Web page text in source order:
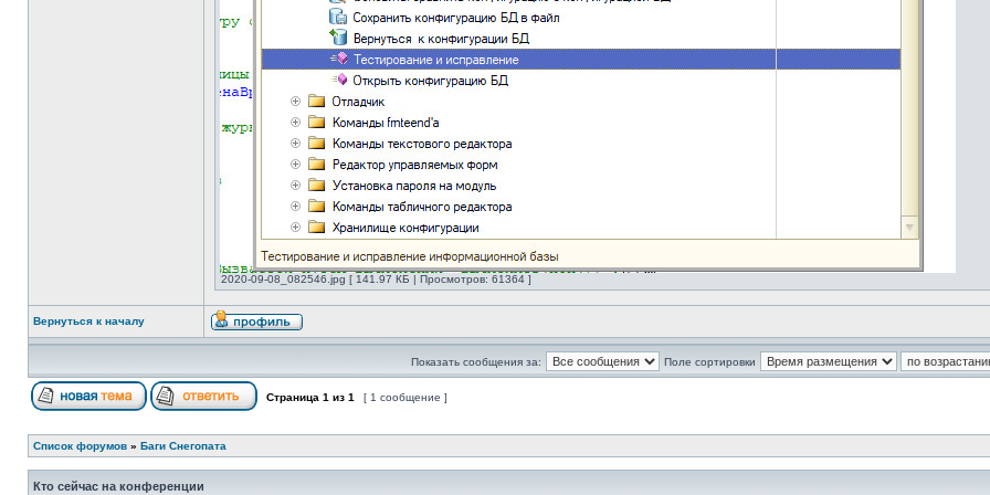
2020-09-08_082546.jpg [ 141.97 КБ | Просмотров: 61364 ]
Вернуться к началу
Показать сообщения за: Поле сортировки
Страница 1 из 1 [ 1 сообщение ]
Список форумов » Баги Снегопата
Кто сейчас на конференции